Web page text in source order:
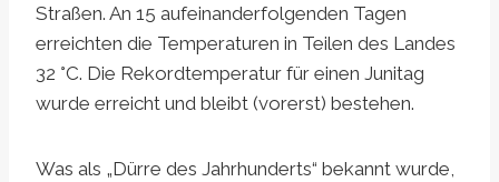
Straßen. An 15 aufeinanderfolgenden Tagen
erreichten die Temperaturen in Teilen des Landes
32 °C. Die Rekordtemperatur für einen Junitag
wurde erreicht und bleibt (vorerst) bestehen.
Was als „Dürre des Jahrhunderts“ bekannt wurde,